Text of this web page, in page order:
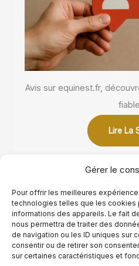
Gérer le
Pour offrir les meilleures
technologies telles que les cookies
informations des appareils. Le fait
nous permettra de traiter des
de navigation ou les ID uniques sur
consentir ou de retirer son
sur certaines caractéristiques et
Avis sur equinest.fr,
Lire La